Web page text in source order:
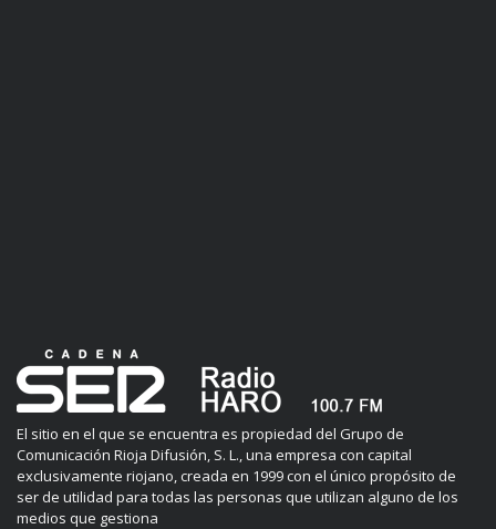
El sitio en el que se encuentra es propiedad del Grupo de
Comunicación Rioja Difusión, S. L., una empresa con capital
exclusivamente riojano, creada en 1999 con el único propósito de
ser de utilidad para todas las personas que utilizan alguno de los
medios que gestiona